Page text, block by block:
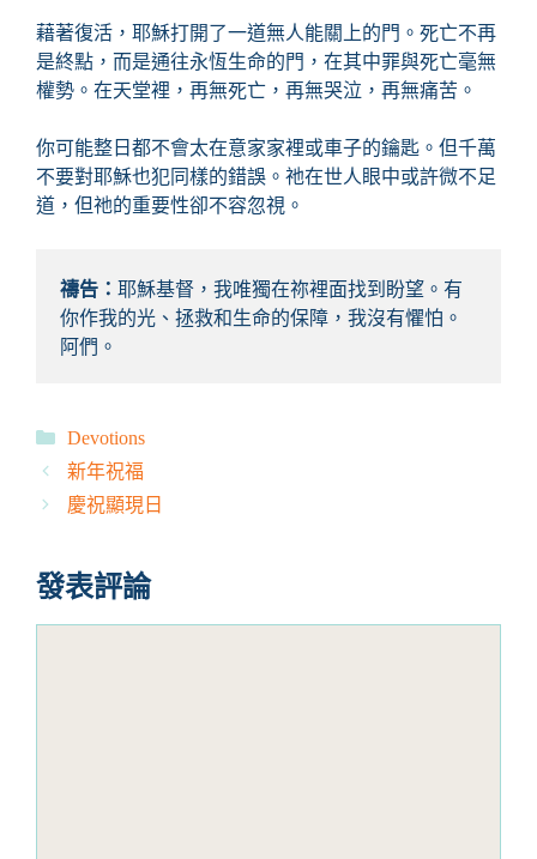
藉著復活，耶穌打開了一道無人能關上的門。死亡不再
是終點，而是通往永恆生命的門，在其中罪與死亡毫無
權勢。在天堂裡，再無死亡，再無哭泣，再無痛苦。
你可能整日都不會太在意家家裡或車子的鑰匙。但千萬
不要對耶穌也犯同樣的錯誤。祂在世人眼中或許微不足
道，但祂的重要性卻不容忽視。
禱告： 耶穌基督，我唯獨在祢裡面找到盼望。有
你作我的光、拯救和生命的保障，我沒有懼怕。
阿們。
分
類
Devotions
新年祝福
慶祝顯現日
發表評論